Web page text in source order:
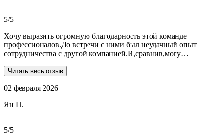
5/5
Хочу выразить огромную благодарность этой команде
профессионалов.До встречи с ними был неудачный опыт
сотрудничества с другой компанией.И,сравнив,могу
профессионалов.Условия,сроки были сразу оговорены и четко
уровне.А если возникали вопросы или проблемы,то помощь
помощь студентам,то только-сюда.Огромное спасибо!!!
Читать весь отзыв
02 февраля 2026
Ян П.
5/5